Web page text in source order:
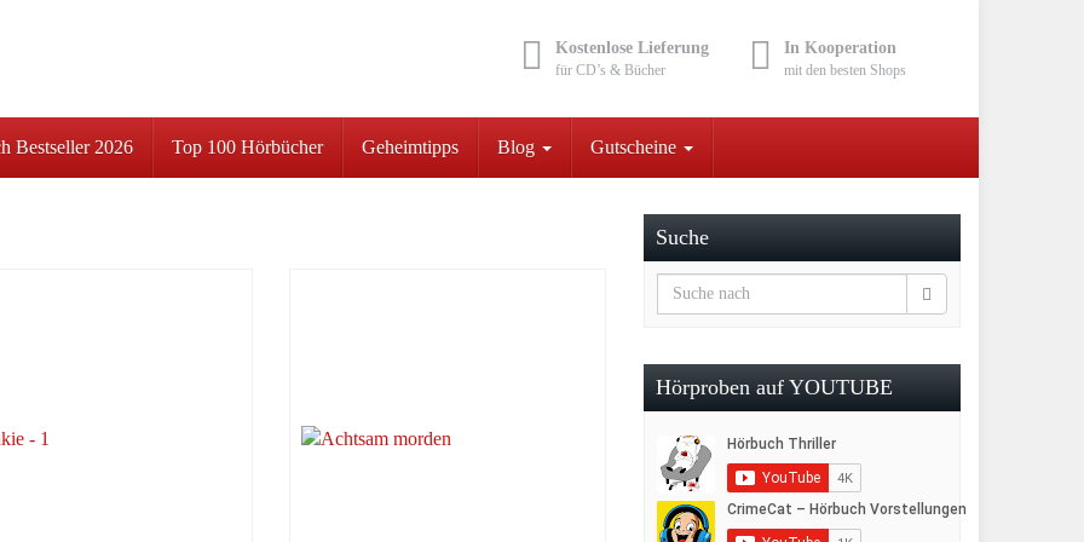
Kostenlose Lieferung
für CD’s & Bücher
In Kooperation
mit den besten Shops
Bestseller 2026 Top 100 Hörbücher Geheimtipps Blog Gutscheine
Suche
Hörproben auf YOUTUBE